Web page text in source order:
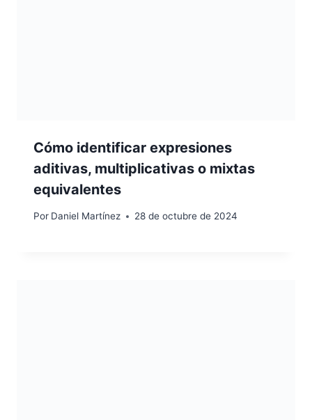
Cómo identificar expresiones
aditivas, multiplicativas o mixtas
equivalentes
Por Daniel Martínez 28 de octubre de 2024